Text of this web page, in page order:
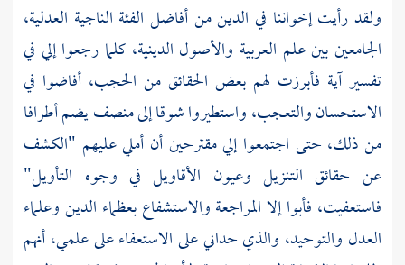
ولقد رأيت إخواننا في الدين من أفاضل الفئة الناجية العدلية،
الجامعين بين علم العربية والأصول الدينية، كلما رجعوا إلي في
تفسير آية فأبرزت لهم بعض الحقائق من الحجب، أفاضوا في
الاستحسان والتعجب، واستطيروا شوقا إلى منصف يضم أطرافا
من ذلك، حتى اجتمعوا إلي مقترحين أن أملي عليهم "الكشف
عن حقائق التنزيل وعيون الأقاويل في وجوه التأويل"
فاستعفيت، فأبوا إلا المراجعة والاستشفاع بعظماء الدين وعلماء
العدل والتوحيد، والذي حداني على الاستعفاء على علمي، أنهم